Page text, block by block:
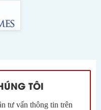
TÔI
tư vấn thông tin trên